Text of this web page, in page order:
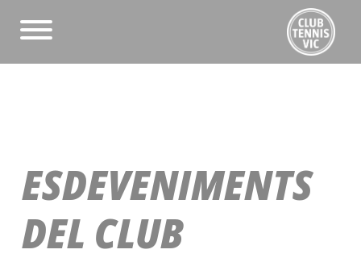
ESDEVENIMENTS
DEL CLUB